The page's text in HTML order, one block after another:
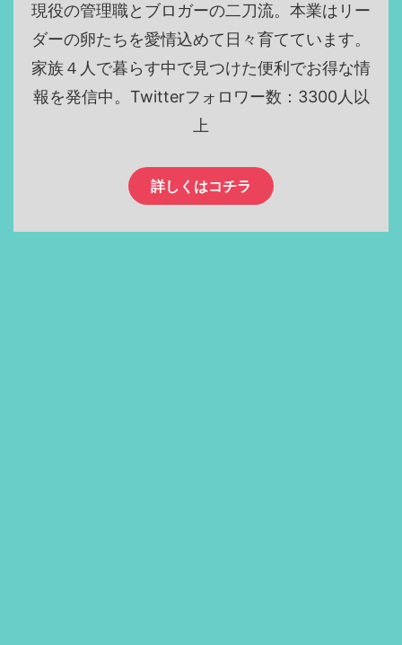
現役の管理職とブロガーの二刀流。本業はリー
ダーの卵たちを愛情込めて日々育てています。
家族４人で暮らす中で見つけた便利でお得な情
報を発信中。Twitterフォロワー数：3300人以
上
詳しくはコチラ